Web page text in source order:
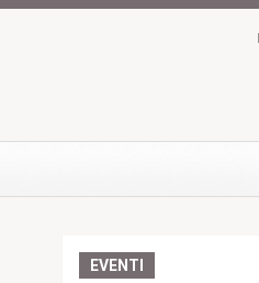
EVENTI